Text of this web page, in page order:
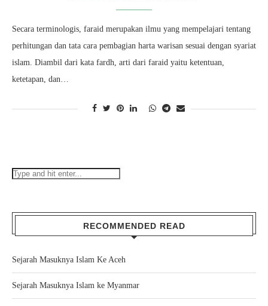
Secara terminologis, faraid merupakan ilmu yang mempelajari tentang
perhitungan dan tata cara pembagian harta warisan sesuai dengan syariat
islam. Diambil dari kata fardh, arti dari faraid yaitu ketentuan,
ketetapan, dan…
RECOMMENDED READ
Sejarah Masuknya Islam Ke Aceh
Sejarah Masuknya Islam ke Myanmar